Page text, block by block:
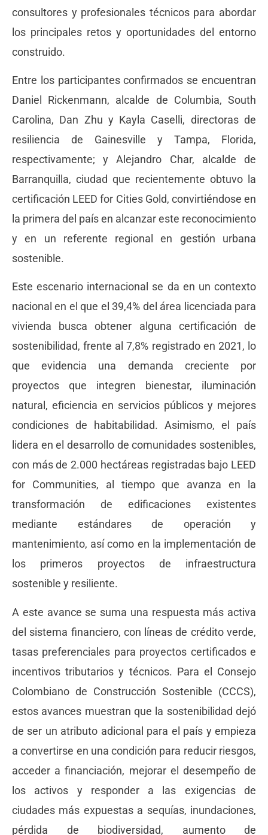
consultores y profesionales técnicos para abordar
los principales retos y oportunidades del entorno
construido.
Entre los participantes confirmados se encuentran
Daniel Rickenmann, alcalde de Columbia, South
Carolina, Dan Zhu y Kayla Caselli, directoras de
resiliencia de Gainesville y Tampa, Florida,
respectivamente; y Alejandro Char, alcalde de
Barranquilla, ciudad que recientemente obtuvo la
certificación LEED for Cities Gold, convirtiéndose en
la primera del país en alcanzar este reconocimiento
y en un referente regional en gestión urbana
sostenible.
Este escenario internacional se da en un contexto
nacional en el que el 39,4% del área licenciada para
vivienda busca obtener alguna certificación de
sostenibilidad, frente al 7,8% registrado en 2021, lo
que evidencia una demanda creciente por
proyectos que integren bienestar, iluminación
natural, eficiencia en servicios públicos y mejores
condiciones de habitabilidad. Asimismo, el país
lidera en el desarrollo de comunidades sostenibles,
con más de 2.000 hectáreas registradas bajo LEED
for Communities, al tiempo que avanza en la
transformación de edificaciones existentes
mediante estándares de operación y
mantenimiento, así como en la implementación de
los primeros proyectos de infraestructura
sostenible y resiliente.
A este avance se suma una respuesta más activa
del sistema financiero, con líneas de crédito verde,
tasas preferenciales para proyectos certificados e
incentivos tributarios y técnicos. Para el Consejo
Colombiano de Construcción Sostenible (CCCS),
estos avances muestran que la sostenibilidad dejó
de ser un atributo adicional para el país y empieza
a convertirse en una condición para reducir riesgos,
acceder a financiación, mejorar el desempeño de
los activos y responder a las exigencias de
ciudades más expuestas a sequías, inundaciones,
pérdida de biodiversidad, aumento de